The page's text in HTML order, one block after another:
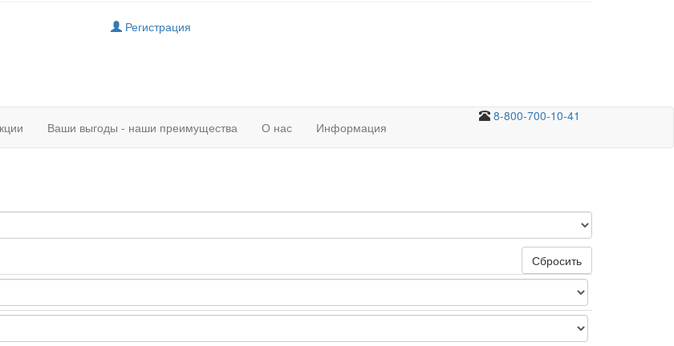
Регистрация
Ваши выгоды - наши преимущества О нас Информация
8-800-700-10-41
Сбросить